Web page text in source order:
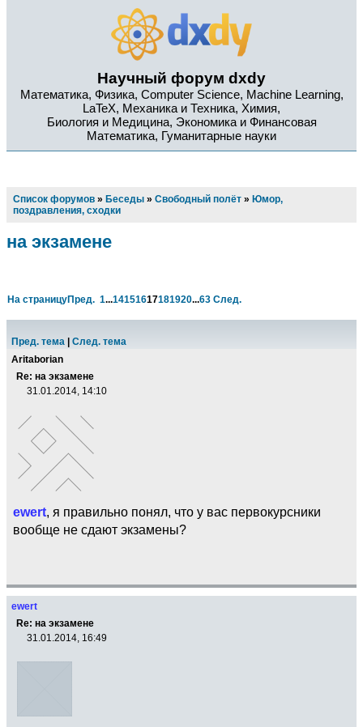
Научный форум dxdy
Математика, Физика, Computer Science, Machine Learning,
LaTeX, Механика и Техника, Химия,
Биология и Медицина, Экономика и Финансовая
Математика, Гуманитарные науки
Список форумов » Беседы » Свободный полёт » Юмор,
поздравления, сходки
на экзамене
На страницуПред. 1...14151617181920...63 След.
Пред. тема
След. тема
Aritaborian
Re: на экзамене
31.01.2014, 14:10
ewert, я правильно понял, что у вас первокурсники
вообще не сдают экзамены?
ewert
Re: на экзамене
31.01.2014, 16:49